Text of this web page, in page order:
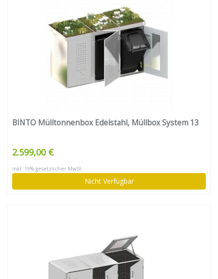
BINTO Mülltonnenbox Edelstahl, Müllbox System 13
2.599,00 €
inkl. 19% gesetzlicher MwSt.
Nicht Verfügbar